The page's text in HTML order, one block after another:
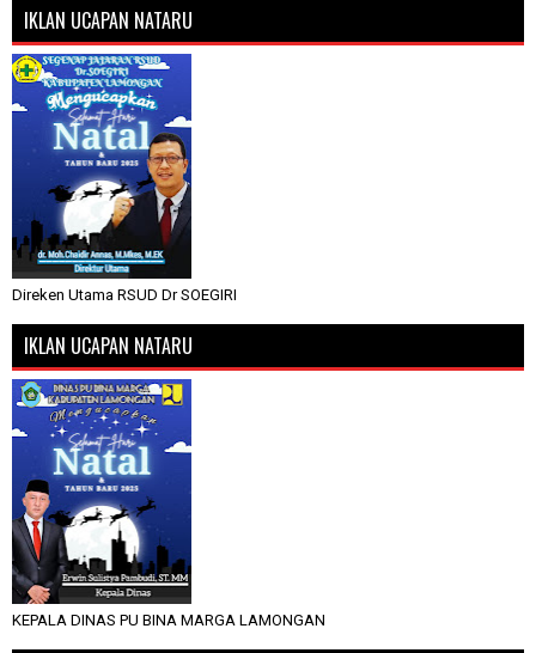
IKLAN UCAPAN NATARU
Direken Utama RSUD Dr SOEGIRI
IKLAN UCAPAN NATARU
KEPALA DINAS PU BINA MARGA LAMONGAN